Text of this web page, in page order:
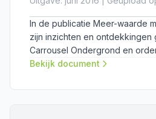
In de publicatie Meer-waarde
zijn inzichten en ontdekkingen
Carrousel Ondergrond en
COB waar gepassioneerde
vraagstukken rond
Bekijk document